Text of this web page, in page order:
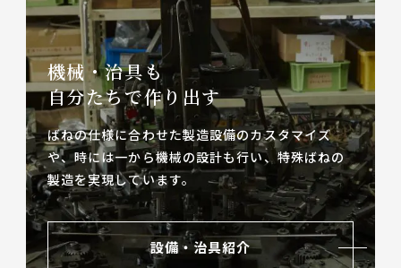
機械・治具も
自分たちで作り出す
ばねの仕様に合わせた製造設備のカスタマイズ
や、時には一から機械の設計も行い、特殊ばねの
製造を実現しています。
設備・治具紹介